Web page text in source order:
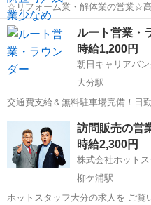
☆リフォーム業・解体業の営業☆
／未経験OK／平日2日間希望休を選べる 【仕事内容】
仕事内容☆————— 各地域を周ってリフォームや解体などの 訪問販
売・訪問営業をしてい...
大分 営業
ルート営業・
時給1,200円
朝日キャリアバ
大分駅
交通費支給＆無料駐車場完備！日
らく 朝日キャリアバンクは、2001年4月に 大分朝日放送の資本参加を
受け、 九州全域への拠点展開を目
現在は、 人材派遣や転...
大分 大分市 大分駅 営
訪問販売の営
時給2,300円
株式会社ホット
柳ケ浦駅
ホットスタッフ大分の求人を ご覧